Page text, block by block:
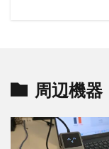
周辺機器